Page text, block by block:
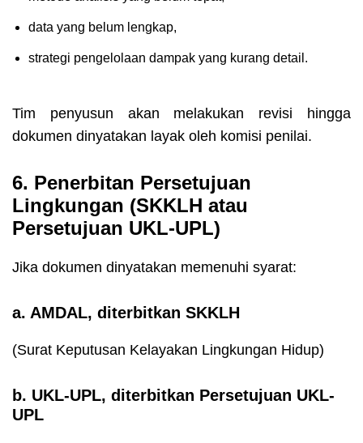
data yang belum lengkap,
strategi pengelolaan dampak yang kurang detail.
Tim penyusun akan melakukan revisi hingga
dokumen dinyatakan layak oleh komisi penilai.
6. Penerbitan Persetujuan
Lingkungan (SKKLH atau
Persetujuan UKL-UPL)
Jika dokumen dinyatakan memenuhi syarat:
a. AMDAL, diterbitkan SKKLH
(Surat Keputusan Kelayakan Lingkungan Hidup)
b. UKL-UPL, diterbitkan Persetujuan UKL-
UPL